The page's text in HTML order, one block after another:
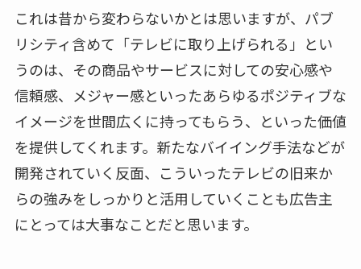
これは昔から変わらないかとは思いますが、パブ
リシティ含めて「テレビに取り上げられる」とい
うのは、その商品やサービスに対しての安心感や
信頼感、メジャー感といったあらゆるポジティブな
イメージを世間広くに持ってもらう、といった価値
を提供してくれます。新たなバイイング手法などが
開発されていく反面、こういったテレビの旧来か
らの強みをしっかりと活用していくことも広告主
にとっては大事なことだと思います。